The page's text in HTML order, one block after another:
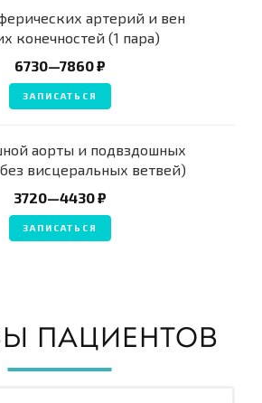
артерий и вен
конечностей (1 пара)
6730—7860 ₽
ЗАПИСАТЬСЯ
аорты и подвздошных
висцеральных ветвей)
3720—4430 ₽
ЗАПИСАТЬСЯ
ПАЦИЕНТОВ